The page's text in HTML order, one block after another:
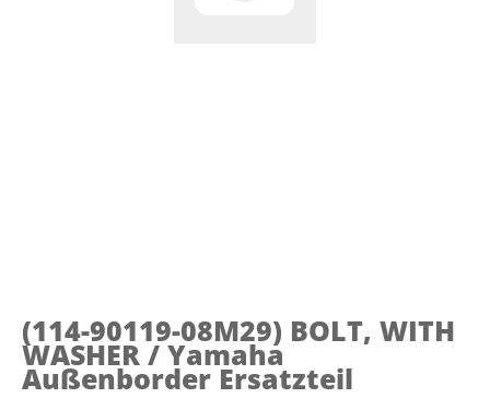
(114-90119-08M29) BOLT, WITH
WASHER / Yamaha
Außenborder Ersatzteil